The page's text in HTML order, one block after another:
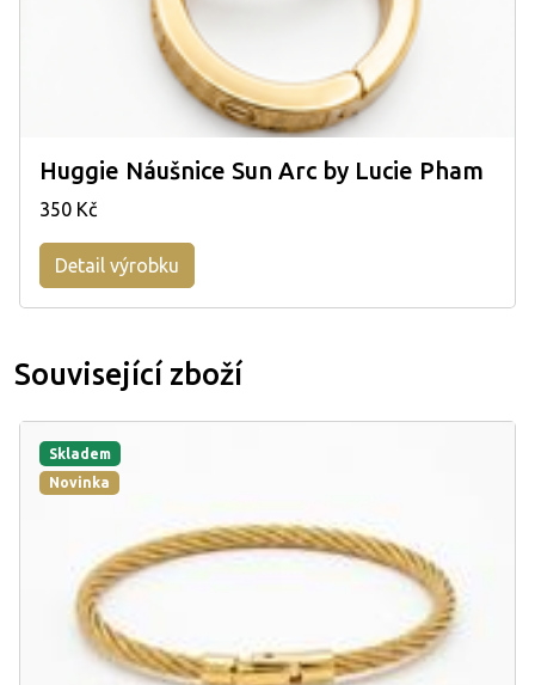
Huggie Náušnice Sun Arc by Lucie Pham
350 Kč
Detail výrobku
Související zboží
Skladem
Novinka